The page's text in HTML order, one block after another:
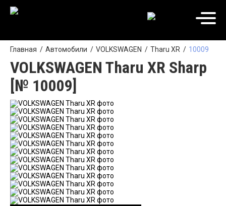
Главная Автомобили VOLKSWAGEN Tharu XR 10009
VOLKSWAGEN Tharu XR Sharp
[№ 10009]